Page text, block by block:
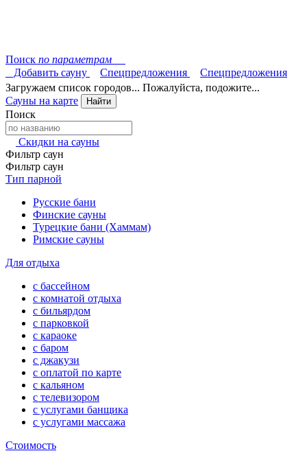
Поиск по параметрам
Добавить сауну
Спецпредложения
Спецпредложения
Загружаем список городов... Пожалуйста, подожите...
Сауны на карте
Найти
Поиск
Скидки на сауны
Фильтр саун
Фильтр саун
Тип парной
Русские бани
Финские сауны
Турецкие бани (Хаммам)
Римские сауны
Для отдыха
с бассейном
с комнатой отдыха
с бильярдом
с парковкой
с караоке
с баром
с джакузи
с оплатой по карте
с кальяном
с телевизором
с услугами банщика
с услугами массажа
Стоимость